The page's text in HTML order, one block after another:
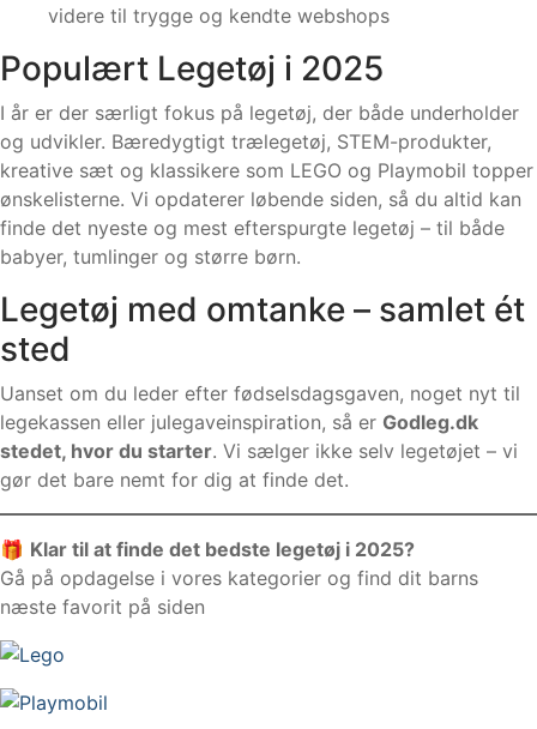
videre til trygge og kendte webshops
Populært Legetøj i 2025
I år er der særligt fokus på legetøj, der både underholder
og udvikler. Bæredygtigt trælegetøj, STEM-produkter,
kreative sæt og klassikere som LEGO og Playmobil topper
ønskelisterne. Vi opdaterer løbende siden, så du altid kan
finde det nyeste og mest efterspurgte legetøj – til både
babyer, tumlinger og større børn.
Legetøj med omtanke – samlet ét
sted
Uanset om du leder efter fødselsdagsgaven, noget nyt til
legekassen eller julegaveinspiration, så er Godleg.dk
stedet, hvor du starter. Vi sælger ikke selv legetøjet – vi
gør det bare nemt for dig at finde det.
🎁 Klar til at finde det bedste legetøj i 2025?
Gå på opdagelse i vores kategorier og find dit barns
næste favorit på siden